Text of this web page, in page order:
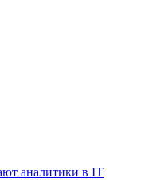
аналитики в IT